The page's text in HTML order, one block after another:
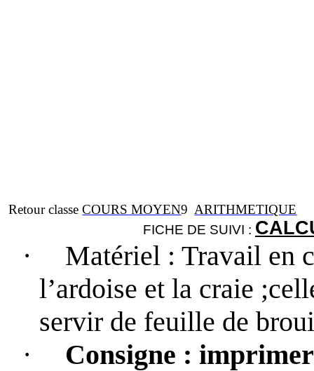
Retour classeCOURS MOYEN9 ARITHMETIQUE
FICHE DE SUIVI :
· Matériel : Travail en
l’ardoise et la craie
servir de feuille de
·
Consigne :